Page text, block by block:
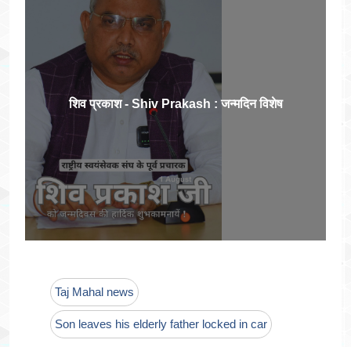
शिव प्रकाश - Shiv Prakash : जन्मदिन विशेष
Taj Mahal news
Son leaves his elderly father locked in car